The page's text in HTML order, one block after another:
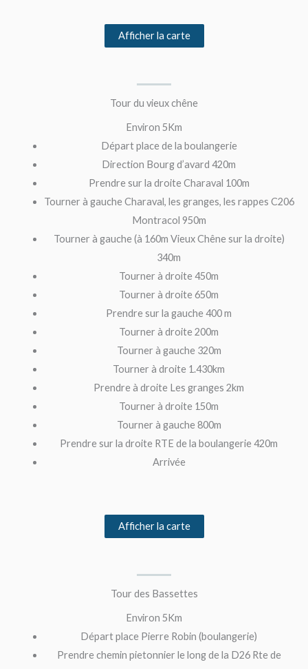
Afficher la carte
Tour du vieux chêne
Environ 5Km
Départ place de la boulangerie
Direction Bourg d’avard 420m
Prendre sur la droite Charaval 100m
Tourner à gauche Charaval, les granges, les rappes C206
Montracol 950m
Tourner à gauche (à 160m Vieux Chêne sur la droite)
340m
Tourner à droite 450m
Tourner à droite 650m
Prendre sur la gauche 400 m
Tourner à droite 200m
Tourner à gauche 320m
Tourner à droite 1.430km
Prendre à droite Les granges 2km
Tourner à droite 150m
Tourner à gauche 800m
Prendre sur la droite RTE de la boulangerie 420m
Arrivée
Afficher la carte
Tour des Bassettes
Environ 5Km
Départ place Pierre Robin (boulangerie)
Prendre chemin pietonnier le long de la D26 Rte de